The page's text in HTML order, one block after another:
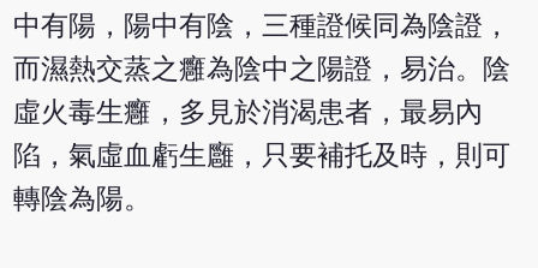
中有陽，陽中有陰，三種證候同為陰證，
而濕熱交蒸之癰為陰中之陽證，易治。陰
虛火毒生癰，多見於消渴患者，最易內
陷，氣虛血虧生廱，只要補托及時，則可
轉陰為陽。